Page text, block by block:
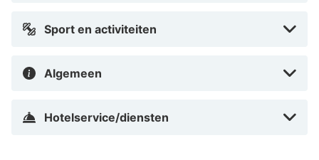
Sport en activiteiten
Algemeen
Hotelservice/diensten